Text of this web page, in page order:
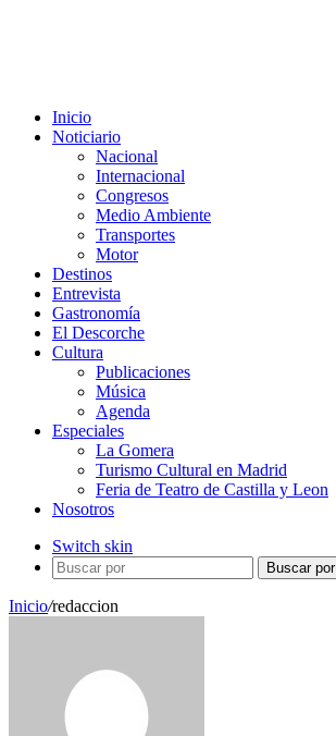
Inicio
Noticiario
Nacional
Internacional
Congresos
Medio Ambiente
Transportes
Motor
Destinos
Entrevista
Gastronomía
El Descorche
Cultura
Publicaciones
Música
Agenda
Especiales
La Gomera
Turismo Cultural en Madrid
Feria de Teatro de Castilla y Leon
Nosotros
Switch skin
Buscar por
Inicio/redaccion